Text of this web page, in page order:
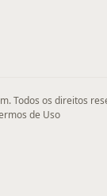
Todos os direitos
de Uso